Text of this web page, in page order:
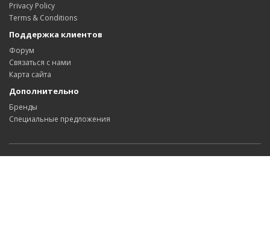
Privacy Policy
Terms & Conditions
Поддержка клиентов
Форум
Связаться с нами
Карта сайта
Дополнительно
Бренды
Специальные предложения